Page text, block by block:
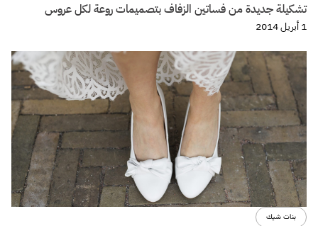
تشكيلة جديدة من فساتين الزفاف بتصميمات روعة لكل عروس
1 أبريل 2014
بنات شيك